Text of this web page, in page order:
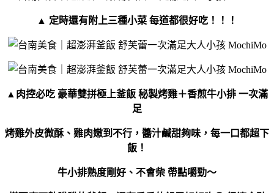
▲ 定時還有附上三種小菜 每道都很好吃！！！
▲肉控必吃 豪華雙拼極上釜飯 秘製烤雞＋香煎牛小排 一次滿
足
烤雞外皮微酥、雞肉嫩到不行，醬汁鹹甜夠味，每一口都超下
飯！
牛小排熟度剛好、不會柴 帶點嚼勁～